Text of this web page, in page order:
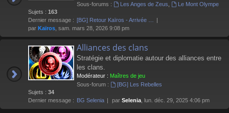
Sous-forums :
Les Anges de Zeus
Le Mont Olympe
Sujets : 163
Dernier message : [BG] Retour Kaïros - Arrivée …
par Kaïros , sam. mars 28, 2026 9:08 pm
Alliances des clans
Stratégie et diplomatie autour des alliances entre
les clans.
Modérateur : Maîtres de jeu
Sous-forum :
[BG] Les Rebelles
Sujets : 34
Dernier message : BG Selenia par Selenia , lun. déc. 29, 2025 4:06 pm